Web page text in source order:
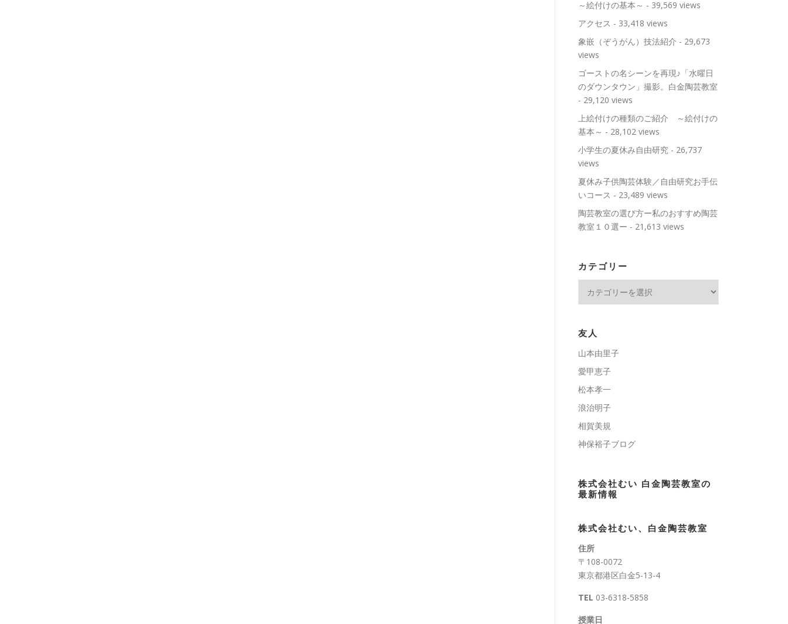
～絵付けの基本～ - 39,569 views
アクセス - 33,418 views
象嵌（ぞうがん）技法紹介 - 29,673
views
ゴーストの名シーンを再現♪「水曜日
のダウンタウン」撮影。白金陶芸教室
- 29,120 views
上絵付けの種類のご紹介 ～絵付けの
基本～ - 28,102 views
小学生の夏休み自由研究 - 26,737
views
夏休み子供陶芸体験／自由研究お手伝
いコース - 23,489 views
陶芸教室の選び方ー私のおすすめ陶芸
教室１０選ー - 21,613 views
カテゴリー
リ
ー
友人
山本由里子
愛甲恵子
松本孝一
浪治明子
相賀美規
神保裕子ブログ
株式会社むい 白金陶芸教室の
最新情報
株式会社むい、白金陶芸教室
住所
〒108-0072
東京都港区白金5-13-4
TEL 03-6318-5858
授業日